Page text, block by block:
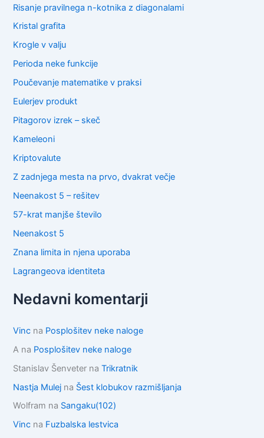
Risanje pravilnega n-kotnika z diagonalami
Kristal grafita
Krogle v valju
Perioda neke funkcije
Poučevanje matematike v praksi
Eulerjev produkt
Pitagorov izrek – skeč
Kameleoni
Kriptovalute
Z zadnjega mesta na prvo, dvakrat večje
Neenakost 5 – rešitev
57-krat manjše število
Neenakost 5
Znana limita in njena uporaba
Lagrangeova identiteta
Nedavni komentarji
Vinc na Posplošitev neke naloge
A na Posplošitev neke naloge
Stanislav Šenveter naTrikratnik
Nastja Mulej na Šest klobukov razmišljanja
Wolfram na Sangaku(102)
Vinc na Fuzbalska lestvica